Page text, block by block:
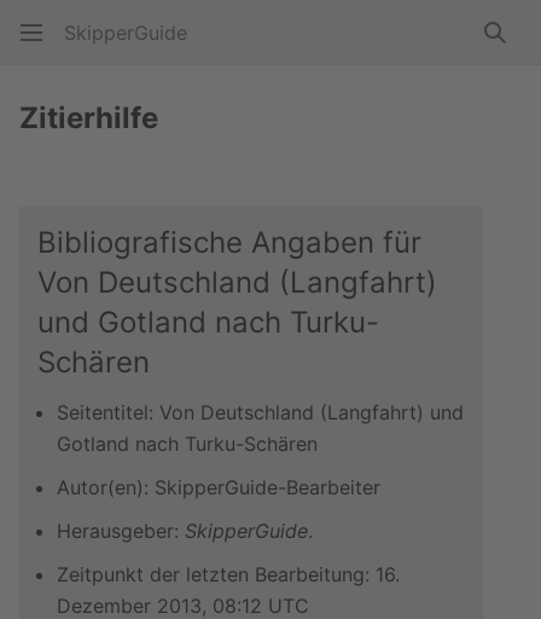
SkipperGuide
Zitierhilfe
Bibliografische Angaben für
Von Deutschland (Langfahrt)
und Gotland nach Turku-
Schären
Seitentitel: Von Deutschland (Langfahrt) und
Gotland nach Turku-Schären
Autor(en): SkipperGuide-Bearbeiter
Herausgeber: SkipperGuide.
Zeitpunkt der letzten Bearbeitung: 16.
Dezember 2013, 08:12 UTC